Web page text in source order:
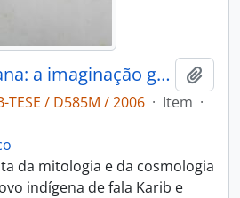
Mitologia Ye´kuana: a imaginação gemelar
TESE / D585M / 2006 · Item ·
da mitologia e da cosmologia
indígena de fala Karib e